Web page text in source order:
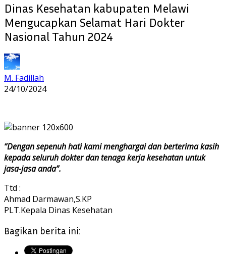
Dinas Kesehatan kabupaten Melawi
Mengucapkan Selamat Hari Dokter
Nasional Tahun 2024
M. Fadillah
24/10/2024
“Dengan sepenuh hati kami menghargai dan berterima kasih
kepada seluruh dokter dan tenaga kerja kesehatan untuk
jasa-jasa anda”.
Ttd :
Ahmad Darmawan,S.KP
PLT.Kepala Dinas Kesehatan
Bagikan berita ini: